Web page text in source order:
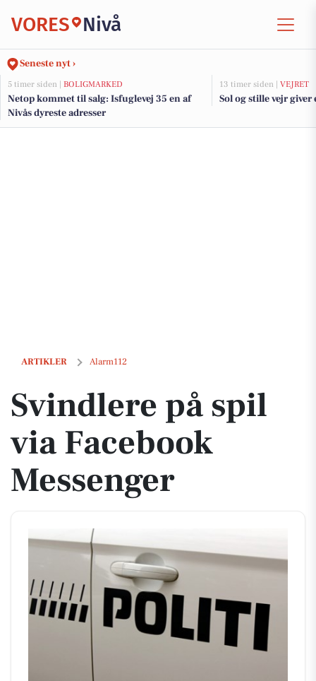
VORES Nivå
Seneste nyt ›
5 timer siden | BOLIGMARKED
Netop kommet til salg: Isfuglevej 35 en af
Nivås dyreste adresser
13 timer siden | VEJRET
Sol og stille vejr giver
ARTIKLER Alarm112
Svindlere på spil via Facebook Messenger
Svindlere på spil
via Facebook
Messenger